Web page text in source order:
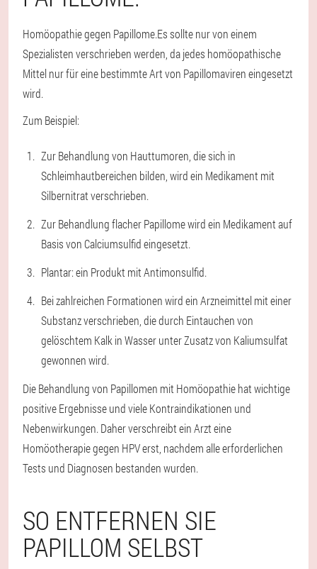
Homöopathie gegen Papillome.Es sollte nur von einem
Spezialisten verschrieben werden, da jedes homöopathische
Mittel nur für eine bestimmte Art von Papillomaviren eingesetzt
wird.
Zum Beispiel:
Zur Behandlung von Hauttumoren, die sich in
Schleimhautbereichen bilden, wird ein Medikament mit
Silbernitrat verschrieben.
Zur Behandlung flacher Papillome wird ein Medikament auf
Basis von Calciumsulfid eingesetzt.
Plantar: ein Produkt mit Antimonsulfid.
Bei zahlreichen Formationen wird ein Arzneimittel mit einer
Substanz verschrieben, die durch Eintauchen von
gelöschtem Kalk in Wasser unter Zusatz von Kaliumsulfat
gewonnen wird.
Die Behandlung von Papillomen mit Homöopathie hat wichtige
positive Ergebnisse und viele Kontraindikationen und
Nebenwirkungen. Daher verschreibt ein Arzt eine
Homöotherapie gegen HPV erst, nachdem alle erforderlichen
Tests und Diagnosen bestanden wurden.
SO ENTFERNEN SIE
PAPILLOM SELBST